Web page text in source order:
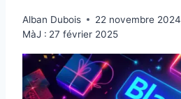
Alban Dubois
22 novembre 2024
MàJ : 27 février 2025